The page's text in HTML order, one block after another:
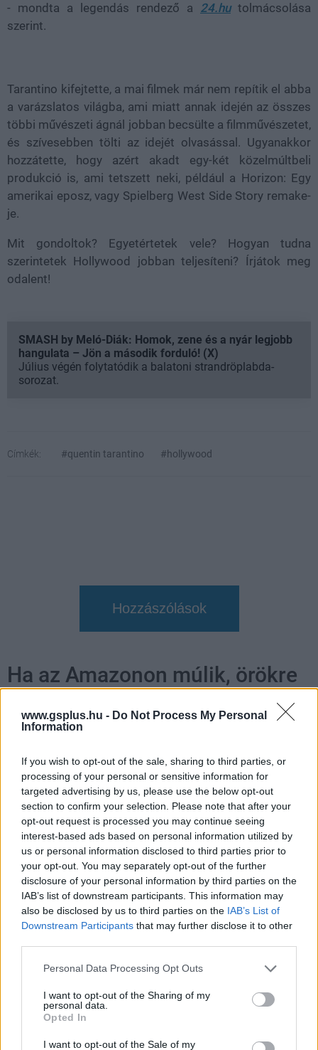
www.gsplus.hu - Do Not Process My Personal
Information
If you wish to opt-out of the sale, sharing to third parties, or
processing of your personal or sensitive information for
targeted advertising by us, please use the below opt-out
section to confirm your selection. Please note that after your
opt-out request is processed you may continue seeing
interest-based ads based on personal information utilized by
us or personal information disclosed to third parties prior to
your opt-out. You may separately opt-out of the further
disclosure of your personal information by third parties on the
IAB’s list of downstream participants. This information may
also be disclosed by us to third parties on the IAB’s List of
Downstream Participants that may further disclose it to other
Please note that this website/app uses one or more Google
not limited to your visit or usage behaviour. You may click to
grant or deny consent to Google and its third-party tags to
use your data for below specified purposes in below Google
consent section.
Personal Data Processing Opt Outs
I want to opt-out of the Sharing of my
personal data.
Opted In
I want to opt-out of the Sale of my
- mondta a legendás rendező a 24.hutolmácsolása
szerint.
Tarantino kifejtette, a mai filmek már nem repítik el abba
a varázslatos világba, ami miatt annak idején az összes
többi művészeti ágnál jobban becsülte a filmművészetet,
és szívesebben tölti az idejét olvasással. Ugyanakkor
hozzátette, hogy azért akadt egy-két közelmúltbeli
produkció is, ami tetszett neki, például a Horizon: Egy
amerikai eposz, vagy Spielberg West Side Story remake-
je.
Mit gondoltok? Egyetértetek vele? Hogyan tudna
szerintetek Hollywood jobban teljesíteni? Írjátok meg
odalent!
SMASH by Meló-Diák: Homok, zene és a nyár legjobb
hangulata – Jön a második forduló! (X)
Július végén folytatódik a balatoni strandröplabda-
sorozat.
Címkék: #quentin tarantino #hollywood
Hozzászólások
Ha az Amazonon múlik, örökre
zárva maradhat a Csillagkapu
írisze
Chavalier 2026 június 5. 15:04
Michael Shanks, a Stargate SG-1 sztárja szerint
most a rajongók kezében van a franchise
jövője.
Loaded
21.86%
Komoly csalódás érte a Csillagkapu-rajongókat a héten,
amikor kiderült, hogy az Amazonelálla régóta várt új
sorozat elkészítésétől. A projektet mindössze fél évvel
megdöbbentett. Most pedig az eredeti Csillagkapu
(Stargate SG-1) sorozat egyik legismertebb színésze,